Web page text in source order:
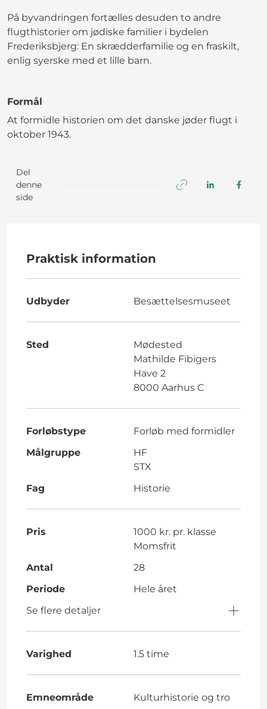
På byvandringen fortælles desuden to andre
flugthistorier om jødiske familier i bydelen
Frederiksbjerg: En skrædderfamilie og en fraskilt,
enlig syerske med et lille barn.
Formål
At formidle historien om det danske jøder flugt i
oktober 1943.
Del
denne
side
Praktisk information
Udbyder Besættelsesmuseet
Sted
Mødested
Mathilde Fibigers
Have 2
8000 Aarhus C
Forløbstype
Forløb med formidler
Målgruppe
HF
STX
Fag
Historie
Pris
1000 kr. pr. klasse
Momsfrit
Antal
28
Periode
Hele året
Se flere detaljer
Varighed 1.5 time
Emneområde Kulturhistorie og tro